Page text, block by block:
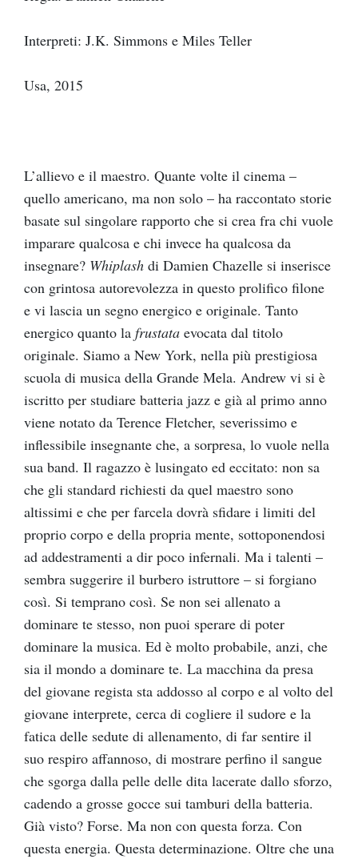
Interpreti: J.K. Simmons e Miles Teller
Usa, 2015
L’allievo e il maestro. Quante volte il cinema –
quello americano, ma non solo – ha raccontato storie
basate sul singolare rapporto che si crea fra chi vuole
imparare qualcosa e chi invece ha qualcosa da
insegnare? Whiplash di Damien Chazelle si inserisce
con grintosa autorevolezza in questo prolifico filone
e vi lascia un segno energico e originale. Tanto
energico quanto la frustata evocata dal titolo
originale. Siamo a New York, nella più prestigiosa
scuola di musica della Grande Mela. Andrew vi si è
iscritto per studiare batteria jazz e già al primo anno
viene notato da Terence Fletcher, severissimo e
inflessibile insegnante che, a sorpresa, lo vuole nella
sua band. Il ragazzo è lusingato ed eccitato: non sa
che gli standard richiesti da quel maestro sono
altissimi e che per farcela dovrà sfidare i limiti del
proprio corpo e della propria mente, sottoponendosi
ad addestramenti a dir poco infernali. Ma i talenti –
sembra suggerire il burbero istruttore – si forgiano
così. Si temprano così. Se non sei allenato a
dominare te stesso, non puoi sperare di poter
dominare la musica. Ed è molto probabile, anzi, che
sia il mondo a dominare te. La macchina da presa
del giovane regista sta addosso al corpo e al volto del
giovane interprete, cerca di cogliere il sudore e la
fatica delle sedute di allenamento, di far sentire il
suo respiro affannoso, di mostrare perfino il sangue
che sgorga dalla pelle delle dita lacerate dallo sforzo,
cadendo a grosse gocce sui tamburi della batteria.
Già visto? Forse. Ma non con questa forza. Con
questa energia. Questa determinazione. Oltre che una